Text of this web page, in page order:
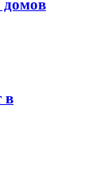
домов
в